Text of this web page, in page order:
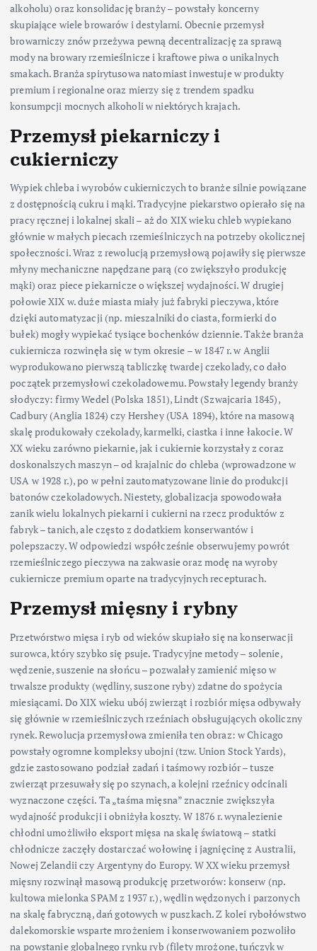
alkoholu) oraz konsolidację branży – powstały koncerny
skupiające wiele browarów i destylarni. Obecnie przemysł
browarniczy znów przeżywa pewną decentralizację za sprawą
mody na browary rzemieślnicze i kraftowe piwa o unikalnych
smakach. Branża spirytusowa natomiast inwestuje w produkty
premium i regionalne oraz mierzy się z trendem spadku
konsumpcji mocnych alkoholi w niektórych krajach.
Przemysł piekarniczy i
cukierniczy
Wypiek chleba i wyrobów cukierniczych to branże silnie powiązane
z dostępnością cukru i mąki. Tradycyjne piekarstwo opierało się na
pracy ręcznej i lokalnej skali – aż do XIX wieku chleb wypiekano
głównie w małych piecach rzemieślniczych na potrzeby okolicznej
społeczności. Wraz z rewolucją przemysłową pojawiły się pierwsze
młyny mechaniczne napędzane parą (co zwiększyło produkcję
mąki) oraz piece piekarnicze o większej wydajności. W drugiej
połowie XIX w. duże miasta miały już fabryki pieczywa, które
dzięki automatyzacji (np. mieszalniki do ciasta, formierki do
bułek) mogły wypiekać tysiące bochenków dziennie. Także branża
cukiernicza rozwinęła się w tym okresie – w 1847 r. w Anglii
wyprodukowano pierwszą tabliczkę twardej czekolady, co dało
początek przemysłowi czekoladowemu. Powstały legendy branży
słodyczy: firmy Wedel (Polska 1851), Lindt (Szwajcaria 1845),
Cadbury (Anglia 1824) czy Hershey (USA 1894), które na masową
skalę produkowały czekolady, karmelki, ciastka i inne łakocie. W
XX wieku zarówno piekarnie, jak i cukiernie korzystały z coraz
doskonalszych maszyn – od krajalnic do chleba (wprowadzone w
USA w 1928 r.), po w pełni zautomatyzowane linie do produkcji
batonów czekoladowych. Niestety, globalizacja spowodowała
zanik wielu lokalnych piekarni i cukierni na rzecz produktów z
fabryk – tanich, ale często z dodatkiem konserwantów i
polepszaczy. W odpowiedzi współcześnie obserwujemy powrót
rzemieślniczego pieczywa na zakwasie oraz modę na wyroby
cukiernicze premium oparte na tradycyjnych recepturach.
Przemysł mięsny i rybny
Przetwórstwo mięsa i ryb od wieków skupiało się na konserwacji
surowca, który szybko się psuje. Tradycyjne metody – solenie,
wędzenie, suszenie na słońcu – pozwalały zamienić mięso w
trwalsze produkty (wędliny, suszone ryby) zdatne do spożycia
miesiącami. Do XIX wieku ubój zwierząt i rozbiór mięsa odbywały
się głównie w rzemieślniczych rzeźniach obsługujących okoliczny
rynek. Rewolucja przemysłowa zmieniła ten obraz: w Chicago
powstały ogromne kompleksy ubojni (tzw. Union Stock Yards),
gdzie zastosowano podział zadań i taśmowy rozbiór – tusze
zwierząt przesuwały się po szynach, a kolejni rzeźnicy odcinali
wyznaczone części. Ta „taśma mięsna” znacznie zwiększyła
wydajność produkcji i obniżyła koszty. W 1876 r. wynalezienie
chłodni umożliwiło eksport mięsa na skalę światową – statki
chłodnicze zaczęły dostarczać wołowinę i jagnięcinę z Australii,
Nowej Zelandii czy Argentyny do Europy. W XX wieku przemysł
mięsny rozwinął masową produkcję przetworów: konserw (np.
kultowa mielonka SPAM z 1937 r.), wędlin wędzonych i parzonych
na skalę fabryczną, dań gotowych w puszkach. Z kolei rybołówstwo
dalekomorskie wsparte mrożeniem i konserwowaniem pozwoliło
na powstanie globalnego rynku ryb (filety mrożone, tuńczyk w